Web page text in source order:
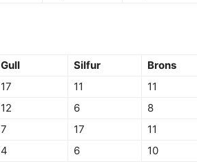
Gull Silfur Brons
17 11 11
12 6 8
7 17 11
4 6 10